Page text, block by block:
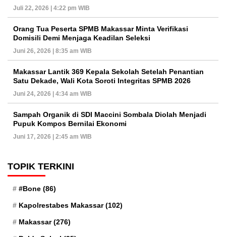
Juli 22, 2026 | 4:22 pm WIB
Orang Tua Peserta SPMB Makassar Minta Verifikasi
Domisili Demi Menjaga Keadilan Seleksi
Juni 26, 2026 | 8:35 am WIB
Makassar Lantik 369 Kepala Sekolah Setelah Penantian
Satu Dekade, Wali Kota Soroti Integritas SPMB 2026
Juni 24, 2026 | 4:34 am WIB
Sampah Organik di SDI Maccini Sombala Diolah Menjadi
Pupuk Kompos Bernilai Ekonomi
Juni 17, 2026 | 2:45 am WIB
TOPIK TERKINI
#Bone (86)
Kapolrestabes Makassar(102)
Makassar(276)